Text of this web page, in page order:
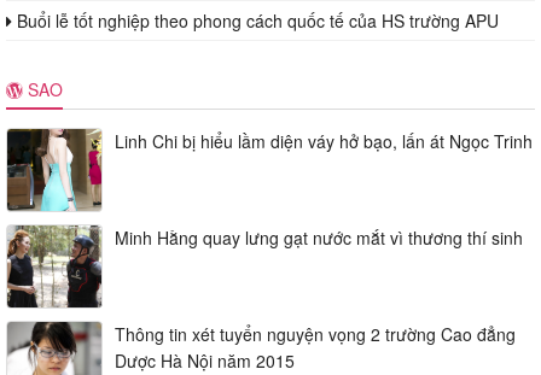
Buổi lễ tốt nghiệp theo phong cách quốc tế của HS trường APU
SAO
Linh Chi bị hiểu lầm diện váy hở bạo, lấn át Ngọc Trinh
Minh Hằng quay lưng gạt nước mắt vì thương thí sinh
Thông tin xét tuyển nguyện vọng 2 trường Cao đẳng
Dược Hà Nội năm 2015